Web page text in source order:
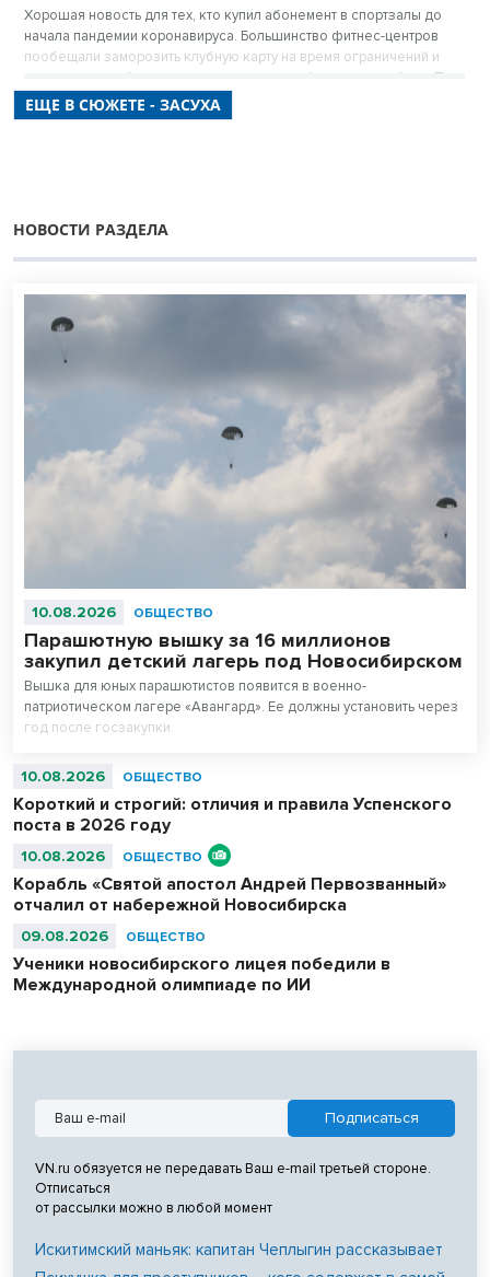
Хорошая новость для тех, кто купил абонемент в спортзалы до
начала пандемии коронавируса. Большинство фитнес-центров
пообещали заморозить клубную карту на время ограничений и
вернуть неотработанные часы после возобновления работы. При
этом заняться своим телом можно уже сейчас – тренировки
перенесли из залов на улицы.
ЕЩЕ В СЮЖЕТЕ - ЗАСУХА
НОВОСТИ РАЗДЕЛА
10.08.2026 ОБЩЕСТВО
Парашютную вышку за 16 миллионов
закупил детский лагерь под Новосибирском
Вышка для юных парашютистов появится в военно-
патриотическом лагере «Авангард». Ее должны установить через
год после госзакупки.
10.08.2026 ОБЩЕСТВО
Короткий и строгий: отличия и правила Успенского
поста в 2026 году
10.08.2026 ОБЩЕСТВО
Корабль «Святой апостол Андрей Первозванный»
отчалил от набережной Новосибирска
09.08.2026 ОБЩЕСТВО
Ученики новосибирского лицея победили в
Международной олимпиаде по ИИ
VN.ru обязуется не передавать Ваш e-mail третьей стороне.
Отписаться
от рассылки можно в любой момент
Искитимский маньяк: капитан Чеплыгин рассказывает